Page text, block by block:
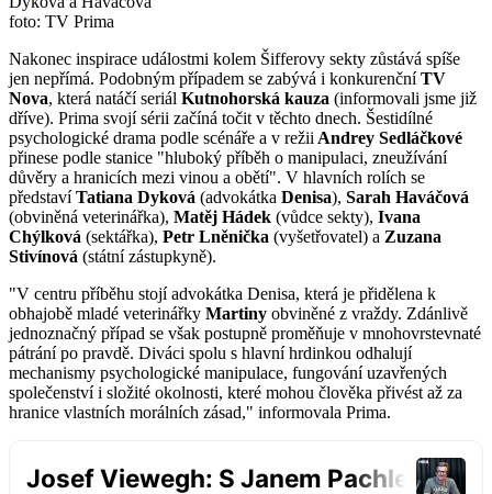
foto: TV Prima
Nakonec inspirace událostmi kolem Šifferovy sekty zůstává spíše
jen nepřímá. Podobným případem se zabývá i konkurenčníTV
Nova, která natáčí seriál Kutnohorská kauza (informovali jsme již
dříve). Prima svojí sérii začíná točit v těchto dnech. Šestidílné
psychologické drama podle scénáře a v režiiAndrey Sedláčkové
přinese podle stanice "hluboký příběh o manipulaci, zneužívání
důvěry a hranicích mezi vinou a obětí". V hlavních rolích se
představíTatiana Dyková (advokátka Denisa), Sarah Haváčová
(obviněná veterinářka), Matěj Hádek (vůdce sekty), Ivana
Chýlková (sektářka), Petr Lněnička (vyšetřovatel) a Zuzana
Stivínová (státní zástupkyně).
"V centru příběhu stojí advokátka Denisa, která je přidělena k
obhajobě mladé veterinářky Martiny obviněné z vraždy. Zdánlivě
jednoznačný případ se však postupně proměňuje v mnohovrstevnaté
pátrání po pravdě. Diváci spolu s hlavní hrdinkou odhalují
mechanismy psychologické manipulace, fungování uzavřených
společenství i složité okolnosti, které mohou člověka přivést až za
hranice vlastních morálních zásad," informovala Prima.